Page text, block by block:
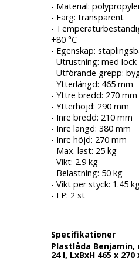
- Material:
- Färg: transparent
-
+80 °C
- Egenskap:
- Utrustning: med lock
- Utförande grepp:
- Ytterlängd: 465 mm
- Yttre bredd: 270 mm
- Ytterhöjd: 290 mm
- Inre bredd: 210 mm
- Inre längd: 380 mm
- Inre höjd: 270 mm
- Max. last: 25 kg
- Vikt: 2.9 kg
- Belastning: 50 kg
- Vikt per styck: 1.45
- FP: 2 st
Specifikationer
Plastlåda Benjamin,
24 l, LxBxH 465 x